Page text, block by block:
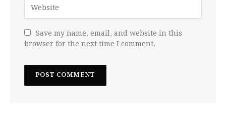
Save my name, email, and website in this
browser for the next time I comment.